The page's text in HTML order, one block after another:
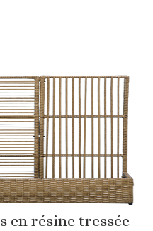
en résine tressée